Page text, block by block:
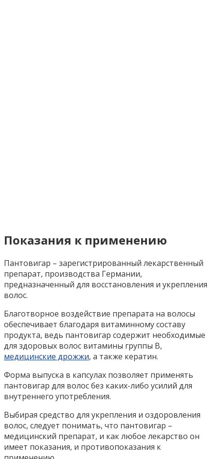
Показания к применению
Пантовигар – зарегистрированный лекарственный
препарат, производства Германии,
предназначенный для восстановления и укрепления
волос.
Благотворное воздействие препарата на волосы
обеспечивает благодаря витаминному составу
продукта, ведь пантовигар содержит необходимые
для здоровых волос витамины группы В,
медицинские дрожжи, а также кератин.
Форма выпуска в капсулах позволяет применять
пантовигар для волос без каких-либо усилий для
внутреннего употребления.
Выбирая средство для укрепления и оздоровления
волос, следует понимать, что пантовигар –
медицинский препарат, и как любое лекарство он
имеет показания, и противопоказания к